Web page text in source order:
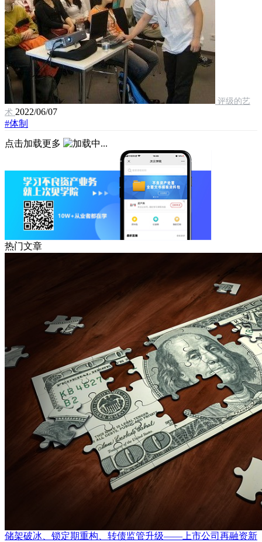
评级的艺
术 2022/06/07
#体制
点击加载更多
热门文章
储架破冰、锁定期重构、转债监管升级——上市公司再融资新